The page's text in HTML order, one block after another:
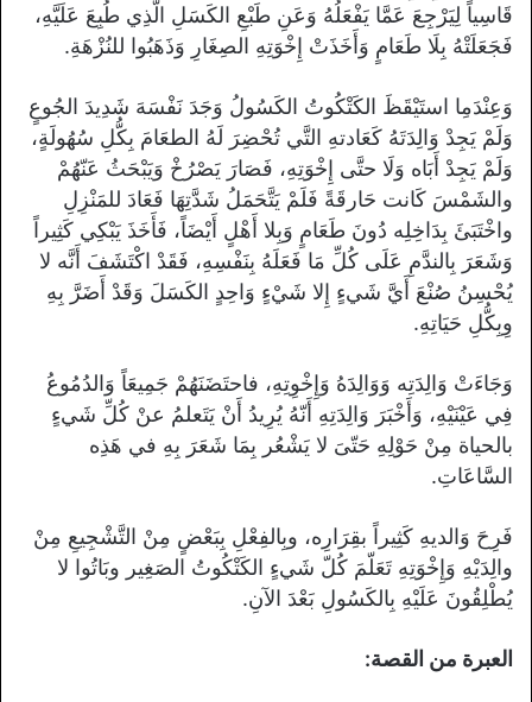
قَاسِياً لِيَرْجِعَ عَمَّا يَفْعَلُهُ وَعَنِ طَبْعِ الكَسَلِ الَّذِي طُبِعَ عَلَيَّهِ،
فَجَعَلَتْهُ بِلَا طَعَامٍ وَأَخَذَتْ إِخْوَتِهِ الصِغَارِ وَذَهَبُوا للنُزْهَةِ.
وَعِنْدَمِا استَيْقَظَ الكَتْكُوتُ الكَسُولُ وَجَدَ نَفْسَهَ شَدِيدَ الجُوعٍ
وَلَمْ يَجِدْ وَالِدَتَهُ كَعَادتهِ التَّي تُحْضِرَ لَهُ الطعَامَ بِكُّلِ سُهُولَةٍ،
وَلَمْ يَجِدْ أَبَاه وَلَا حتَّى إِخْوَتِهِ، فَصَارَ يَصْرُخْ وَيَبْحَثُ عَنّهُمْ
والشَمْسَ كَانت حَارقَةً فَلَمْ يَتَّحَمَلُ شَدَّتِهَا فَعَادَ للمَنْزِلِ
واخْتَبَئَ بِدَاخِلِه دُونَ طَعَامٍ وَبِلا أَهْلٍ أَيْضَاً، فَأَخَذَ يَبْكِي كَثِيراً
وَشَعَرَ بِالندَّمِ عَلَى كُلِّ مَا فَعَلَهُ بِنَفْسِهِ، فَقَدْ اكْتَشَفَ أَنَّه لا
يُحْسِنُ صُنْعَ أَيَّ شَيءٍ إِلا شَيْءٍ وَاحِدٍ الكَسَلَ وَقَدْ أَضَرَّ بِهِ
وِبِكُّلِ حَيَاتِهِ.
وَجَاءَتْ وَالِدَتِه وَوَالِدَهُ وَإِخْوِتِهِ، فاحتَضَنَهُمْ جَمِيعَاً وَالدُمُوعُ
فِي عَيْنَيْهِ، وَأَخْبَرَ وَالِدَتِهِ أَنّهُ يُرِيدُ أَنْ يَتَعلمُ عنْ كُلِّ شَيءٍ
بالحياة مِنْ حَوْلِهِ حَتّىَ لا يَشْعُر بِمَا شَعَرَ بِهِ في هَذِه
السَّاعَاتِ.
فَرِحَ وَالديهِ كَثِيراً بقِرَارِه، وبِالفِعْلِ بِبَعْضٍ مِنْ التَّشْجِيعِ مِنْ
والِدَيْهِ وَإِخْوَتِهِ تَعَلّمَ كُلّ شَيءٍ الكَتْكُوتُ الصَغِير وبَاتُوا لا
يُطْلِقُونَ عَلَيْهِ بِالكَسُولِ بَعْدَ الآنِ.
العبرة من القصة: